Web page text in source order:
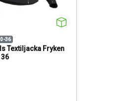
36
Textiljacka Fryken
36